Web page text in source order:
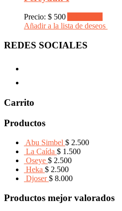
Precio: $ 500
Añadir a la lista de deseos
REDES SOCIALES
Carrito
Productos
Abu Simbel $ 2.500
La Caída $ 1.500
Oseye $ 2.500
Heka $ 2.500
Djoser $ 8.000
Productos mejor valorados